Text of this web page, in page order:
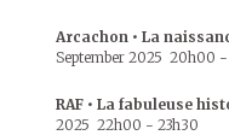
Arcachon • La
September 2025 20h00 -
RAF • La fabuleuse
2025 22h00 - 23h30